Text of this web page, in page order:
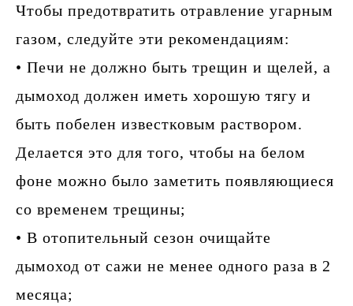
Чтобы предотвратить отравление угарным
газом, следуйте эти рекомендациям:
• Печи не должно быть трещин и щелей, а
дымоход должен иметь хорошую тягу и
быть побелен известковым раствором.
Делается это для того, чтобы на белом
фоне можно было заметить появляющиеся
со временем трещины;
• В отопительный сезон очищайте
дымоход от сажи не менее одного раза в 2
месяца;